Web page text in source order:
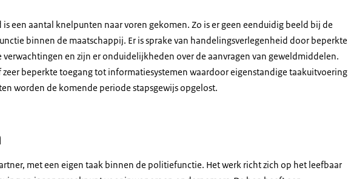
een aantal knelpunten naar voren gekomen. Zo is er geen eenduidig beeld bij de
binnen de maatschappij. Er is sprake van handelingsverlegenheid door beperkte
en zijn er onduidelijkheden over de aanvragen van geweldmiddelen.
zeer beperkte toegang tot informatiesystemen waardoor eigenstandige taakuitvoering
worden de komende periode stapsgewijs opgelost.
met een eigen taak binnen de politiefunctie. Het werk richt zich op het leefbaar